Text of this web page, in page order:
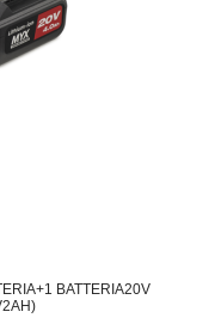
BATTERIA20V